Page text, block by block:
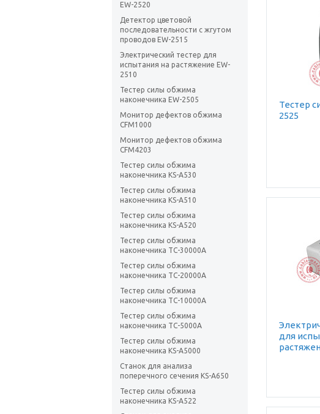
EW-2520
Детектор цветовой
последовательности с жгутом
проводов EW-2515
Электрический тестер для
испытания на растяжение EW-
2510
Тестер силы обжима
наконечника EW-2505
Монитор дефектов обжима
CFM1000
Монитор дефектов обжима
CFM4203
Тестер силы обжима
наконечника KS-A530
Тестер силы обжима
наконечника KS-A510
Тестер силы обжима
наконечника KS-A520
Тестер силы обжима
наконечника TC-30000A
Тестер силы обжима
наконечника TC-20000A
Тестер силы обжима
наконечника TC-10000A
Тестер силы обжима
наконечника TC-5000A
Тестер силы обжима
наконечника KS-A5000
Станок для анализа
поперечного сечения KS-A650
Тестер силы обжима
наконечника KS-A522
Тестер
2525
для